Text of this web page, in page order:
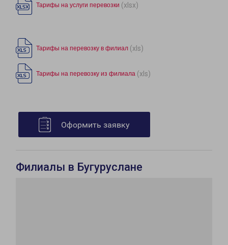
Тарифы на услуги перевозки (xlsx)
Тарифы на перевозку в филиал (xls)
Тарифы на перевозку из филиала (xls)
Оформить заявку
Филиалы в Бугуруслане